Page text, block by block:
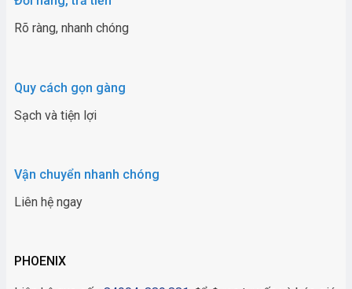
Rõ ràng, nhanh chóng
Quy cách gọn gàng
Sạch và tiện lợi
Vận chuyển nhanh chóng
Liên hệ ngay
PHOENIX